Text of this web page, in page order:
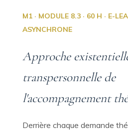
M1 · MODULE 8.3 · 60 H · E-
ASYNCHRONE
Approche
transpersonnelle de
l'accompagnement
Derrière chaque demande